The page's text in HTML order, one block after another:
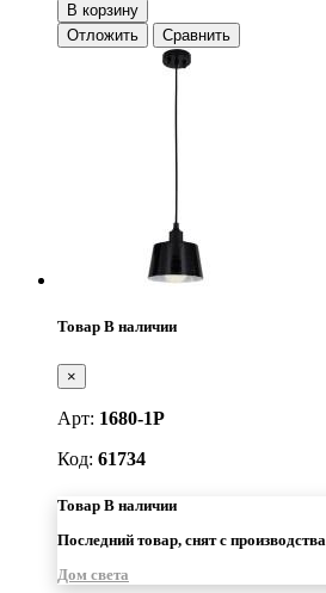
В корзину
Отложить
Сравнить
Товар В наличии
×
Арт: 1680-1P
Код: 61734
Товар В наличии
Последний товар, снят с производства
Дом света